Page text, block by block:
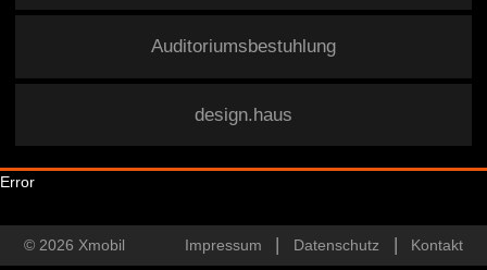
Auditoriumsbestuhlung
design.haus
Error
© 2026 Xmobil Impressum Datenschutz Kontakt